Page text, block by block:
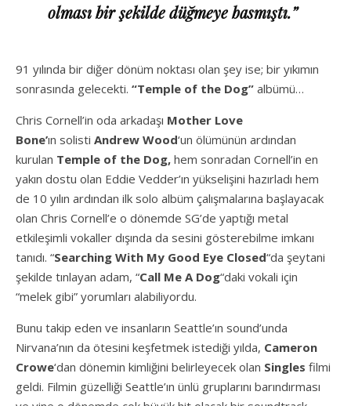
olması bir şekilde düğmeye basmıştı.”
91 yılında bir diğer dönüm noktası olan şey ise; bir yıkımın
sonrasında gelecekti. “Temple of the Dog” albümü…
Chris Cornell’in oda arkadaşı Mother Love
Bone’ın solisti Andrew Wood‘un ölümünün ardından
kurulan Temple of the Dog, hem sonradan Cornell’in en
yakın dostu olan Eddie Vedder’ın yükselişini hazırladı hem
de 10 yılın ardından ilk solo albüm çalışmalarına başlayacak
olan Chris Cornell’e o dönemde SG’de yaptığı metal
etkileşimli vokaller dışında da sesini gösterebilme imkanı
tanıdı. “Searching With My Good Eye Closed“da şeytani
şekilde tınlayan adam, “Call Me A Dog“daki vokali için
“melek gibi” yorumları alabiliyordu.
Bunu takip eden ve insanların Seattle’ın sound’unda
Nirvana’nın da ötesini keşfetmek istediği yılda, Cameron
Crowe‘dan dönemin kimliğini belirleyecek olan Singles filmi
geldi. Filmin güzelliği Seattle’ın ünlü gruplarını barındırması